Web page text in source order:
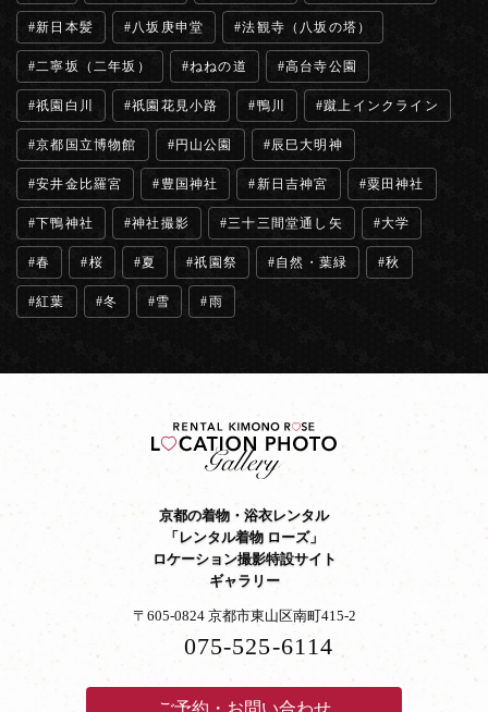
新日本髪 八坂庚申堂 法観寺（八坂の塔）
二寧坂（二年坂） ねねの道 高台寺公園
祇園白川 祇園花見小路 鴨川 蹴上インクライン
京都国立博物館 円山公園 辰巳大明神
安井金比羅宮 豊国神社 新日吉神宮 粟田神社
下鴨神社 神社撮影 三十三間堂通し矢 大学
春 桜 夏 祇園祭 自然・葉緑 秋
紅葉 冬 雪 雨
京都の着物・浴衣レンタル
「レンタル着物 ローズ」
ロケーション撮影特設サイト
ギャラリー
〒605-0824 京都市東山区南町415-2
075-525-6114
ご予約・お問い合わせ